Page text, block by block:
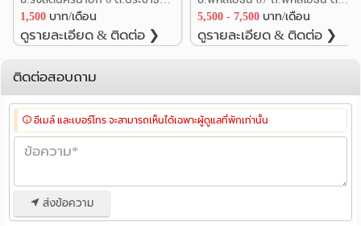
1,500 บาท/เดือน
ดูรายละเอียด & ติดต่อ ❯
5,500 - 7,500 บาท/เดือน
ดูรายละเอียด & ติดต่อ ❯
ติดต่อสอบถาม
อีเมล์ และเบอร์โทร จะสามารถเห็นได้เฉพาะผู้ดูแลที่พักเท่านั้น
ส่งข้อความ